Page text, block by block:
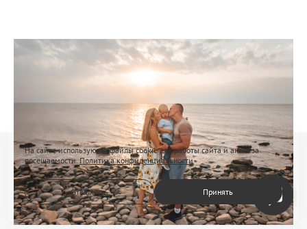
На сайте используются файлы cookie для работы сайта и анализа
посещаемости.Политика конфиденциальности
Отклонить Принять